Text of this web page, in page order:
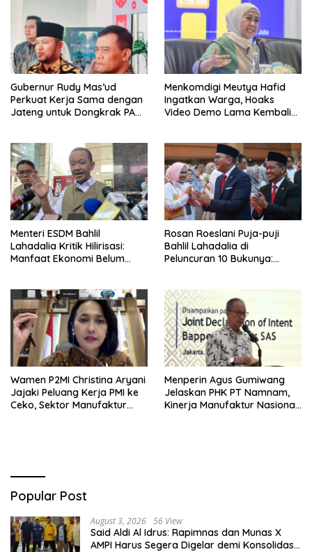
Gubernur Rudy Mas’ud
Perkuat Kerja Sama dengan
Jateng untuk Dongkrak PAD
Menkomdigi Meutya Hafid
Ingatkan Warga, Hoaks
Video Demo Lama Kembali
Menteri ESDM Bahlil
Lahadalia Kritik Hilirisasi:
Manfaat Ekonomi Belum
Rosan Roeslani Puja-puji
Bahlil Lahadalia di
Peluncuran 10 Bukunya:
Wamen P2MI Christina Aryani
Jajaki Peluang Kerja PMI ke
Ceko, Sektor Manufaktur
Menperin Agus Gumiwang
Jelaskan PHK PT Namnam,
Kinerja Manufaktur Nasional
Popular Post
August 3, 2026 56 View
Said Aldi Al Idrus: Rapimnas dan Munas X
AMPI Harus Segera Digelar demi Konsolidasi